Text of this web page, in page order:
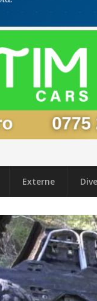
Externe